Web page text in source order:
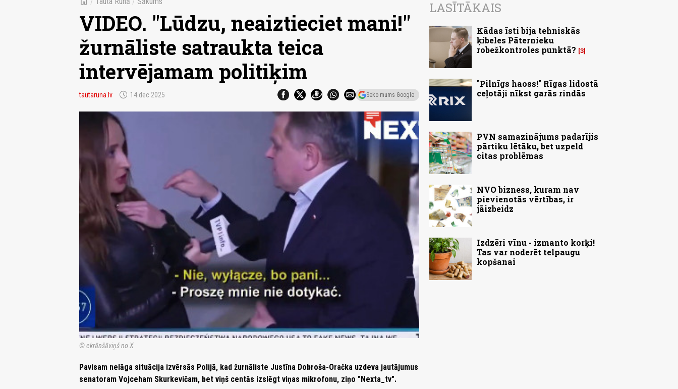
VIDEO. "Lūdzu, neaiztieciet mani!"
žurnāliste satraukta teica
intervējamam politiķim
tautaruna.lv schedule 14.dec 2025 Seko mums Google
© ekrānšāviņš no X
Pavisam nelāga situācija izvērsās Polijā, kad žurnāliste Justīna Dobroša-Oračka uzdeva jautājumus
senatoram Vojceham Skurkevičam, bet viņš centās izslēgt viņas mikrofonu, ziņo "Nexta_tv".
LASĪTĀKAIS
Kādas īsti bija tehniskās
ķibeles Pāternieku
robežkontroles punktā? 3
"Pilnīgs haoss!" Rīgas lidostā
ceļotāji nīkst garās rindās
PVN samazinājums padarījis
pārtiku lētāku, bet uzpeld
citas problēmas
NVO bizness, kuram nav
pievienotās vērtības, ir
jāizbeidz
Izdzēri vīnu - izmanto korķi!
Tas var noderēt telpaugu
kopšanai